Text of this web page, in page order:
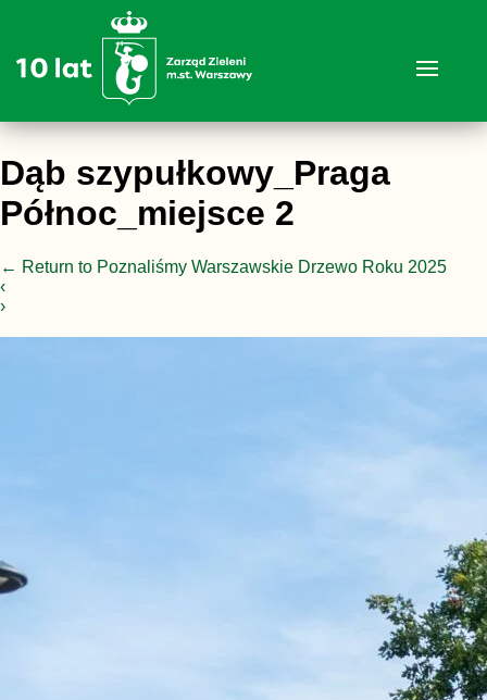
Dąb szypułkowy_Praga
Północ_miejsce 2
← Return to Poznaliśmy Warszawskie Drzewo Roku 2025
‹
›